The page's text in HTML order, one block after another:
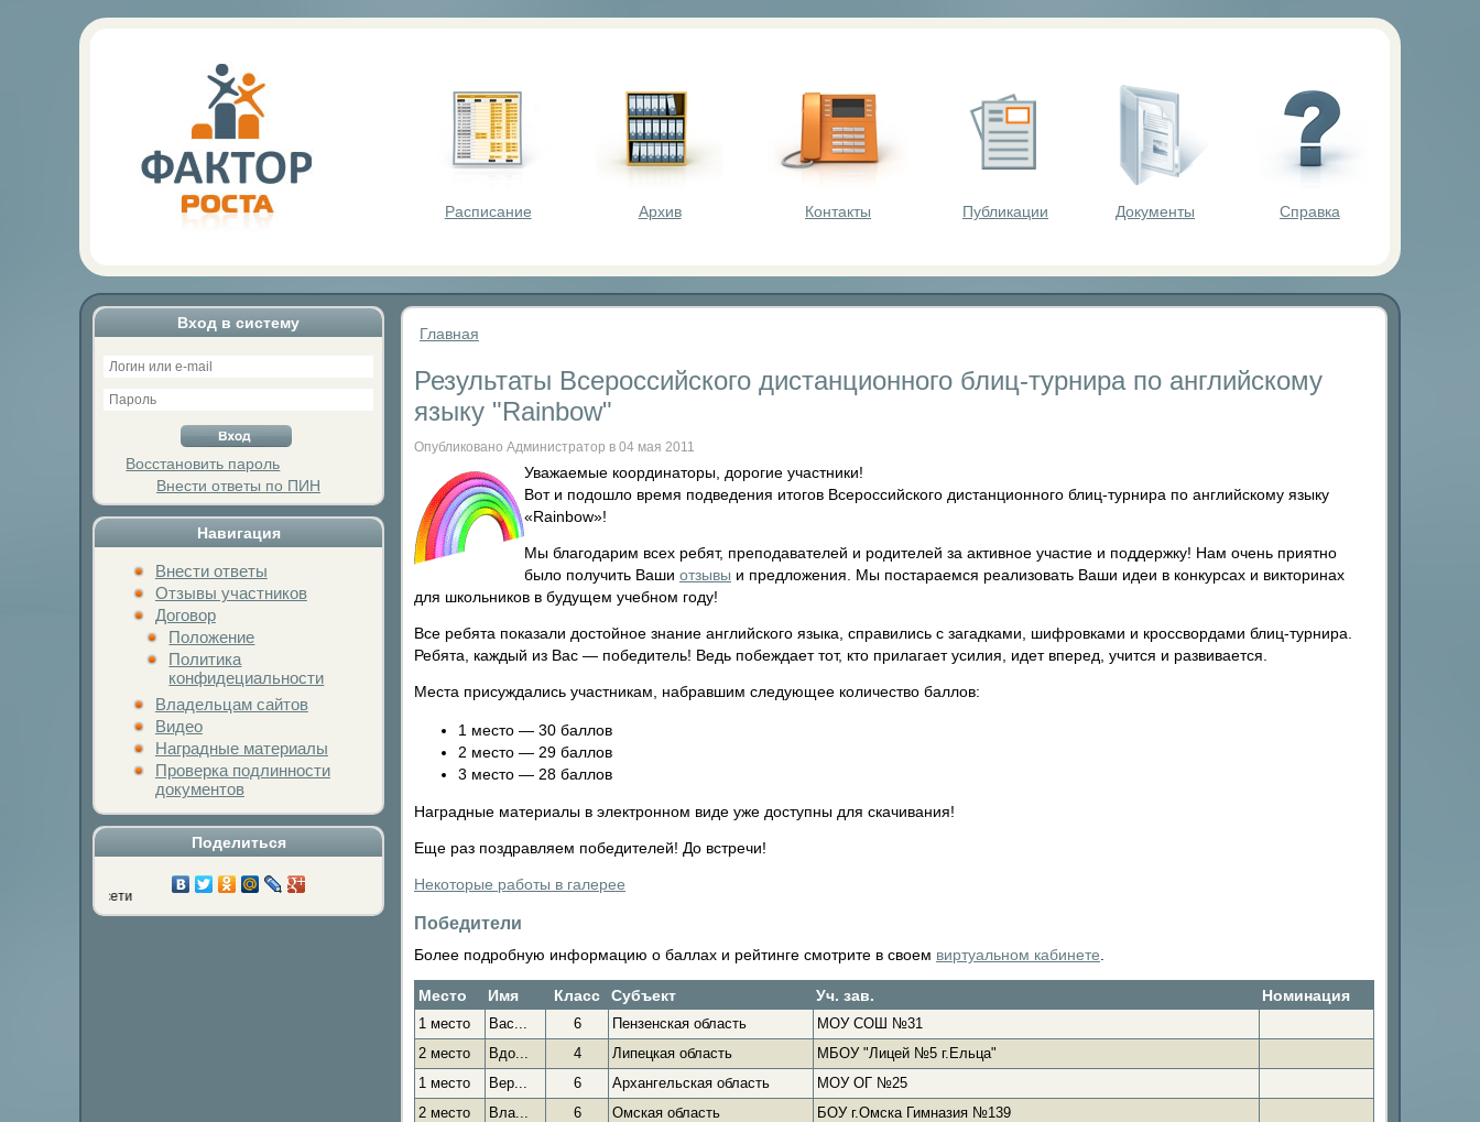
Расписание Архив Контакты Публикации Документы Справка
Вход в систему
Восстановить пароль
Внести ответы по ПИН
Навигация
Внести ответы
Отзывы участников
Договор
Положение
Политика
конфидециальности
Владельцам сайтов
Видео
Наградные материалы
Проверка подлинности
документов
Поделиться
Нажми на кнопку любимой социальной сети
Главная
Результаты Всероссийского дистанционного блиц-турнира по английскому
языку "Rainbow"
Опубликовано Администратор в 04 мая 2011
Уважаемые координаторы, дорогие участники!
Вот и подошло время подведения итогов Всероссийского дистанционного блиц-турнира по английскому языку
«Rainbow»!
Мы благодарим всех ребят, преподавателей и родителей за активное участие и поддержку! Нам очень приятно
было получить Ваши отзывы и предложения. Мы постараемся реализовать Ваши идеи в конкурсах и викторинах
для школьников в будущем учебном году!
Все ребята показали достойное знание английского языка, справились с загадками, шифровками и кроссвордами блиц-турнира.
Ребята, каждый из Вас — победитель! Ведь побеждает тот, кто прилагает усилия, идет вперед, учится и развивается.
Места присуждались участникам, набравшим следующее количество баллов:
1 место — 30 баллов
2 место — 29 баллов
3 место — 28 баллов
Наградные материалы в электронном виде уже доступны для скачивания!
Еще раз поздравляем победителей! До встречи!
Некоторые работы в галерее
Победители
Более подробную информацию о баллах и рейтинге смотрите в своем виртуальном кабинете
Место Имя Класс Субъект Уч. зав. Номинация
1 место Вас... 6 Пензенская область
МОУ СОШ №31
2 место
Вдо... 4 Липецкая область
МБОУ "Лицей №5 г.Ельца"
1 место
Вер... 6 Архангельская область
МОУ ОГ №25
2 место
Вла... 6 Омская область
БОУ г.Омска Гимназия №139